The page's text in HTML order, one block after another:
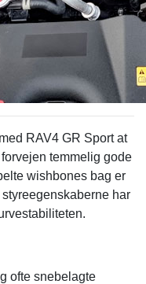
RAV4 GR Sport at
temmelig gode
wishbones bag er
har
ofte snebelagte